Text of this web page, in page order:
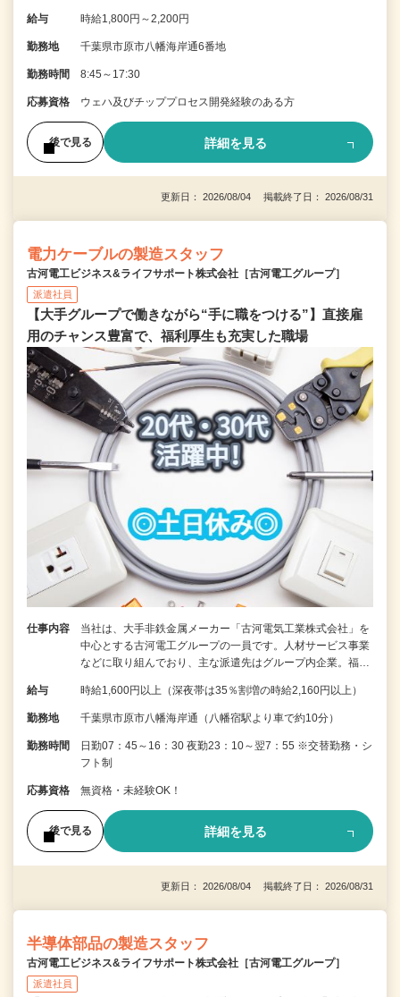
給与 時給1,800円～2,200円
勤務地 千葉県市原市八幡海岸通6番地
勤務時間 8:45～17:30
応募資格 ウェハ及びチッププロセス開発経験のある方
後で見る 詳細を見る
更新日： 2026/08/04 掲載終了日： 2026/08/31
電力ケーブルの製造スタッフ
古河電工ビジネス&ライフサポート株式会社［古河電工グループ］
派遣社員
【大手グループで働きながら“手に職をつける”】直接雇
用のチャンス豊富で、福利厚生も充実した職場
仕事内容
当社は、大手非鉄金属メーカー「古河電気工業株式会社」を
中心とする古河電工グループの一員です。人材サービス事業
などに取り組んでおり、主な派遣先はグループ内企業。福…
給与 時給1,600円以上（深夜帯は35％割増の時給2,160円以上）
勤務地 千葉県市原市八幡海岸通（八幡宿駅より車で約10分）
勤務時間
日勤07：45～16：30 夜勤23：10～翌7：55 ※交替勤務・シ
フト制
応募資格 無資格・未経験OK！
後で見る 詳細を見る
更新日： 2026/08/04 掲載終了日： 2026/08/31
半導体部品の製造スタッフ
古河電工ビジネス&ライフサポート株式会社［古河電工グループ］
派遣社員